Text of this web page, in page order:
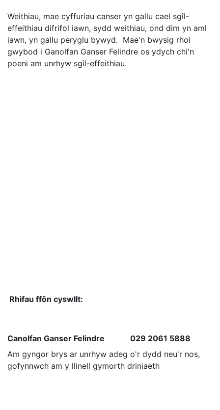
Weithiau, mae cyffuriau canser yn gallu cael sgîl-
effeithiau difrifol iawn, sydd weithiau, ond dim yn aml
iawn, yn gallu peryglu bywyd. Mae'n bwysig rhoi
gwybod i Ganolfan Ganser Felindre os ydych chi'n
poeni am unrhyw sgîl-effeithiau.
Rhifau ffôn cyswllt:
Canolfan Ganser Felindre 029 2061 5888
Am gyngor brys ar unrhyw adeg o'r dydd neu'r nos,
gofynnwch am y llinell gymorth driniaeth